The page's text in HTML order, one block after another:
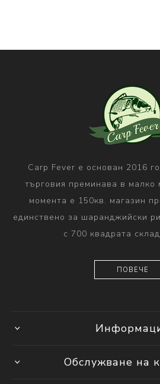
Carp Fever е основан 2016
търговия преминава в малко
момента е 150кв. магазин
единствено за шаранджийски
с 700 квадрата
ПОВЕЧЕ
Обслужване на